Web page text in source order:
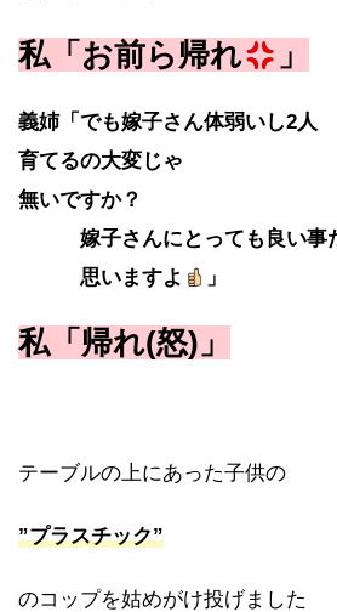
私「お前ら帰れ 」
義姉「でも嫁子さん体弱いし2人
育てるの大変じゃ
無いですか？
嫁子さんにとっても良い事
思いますよ
」
私「帰れ(怒)」
テーブルの上にあった子供の
”プラスチック”
のコップを姑めがけ投げました